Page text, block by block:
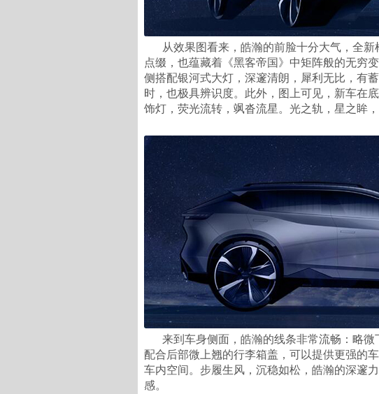
从效果图看来，皓瀚的前脸十分大气，全
点缀，也蕴藏着《黑客帝国》中矩阵般的无穷
侧搭配银河式大灯，深邃清朗，犀利无比，有
时，也极具辨识度。此外，图上可见，新车在
饰灯，荧光流转，飒沓流星。光之轨，星之眸
来到车身侧面，皓瀚的线条非常流畅：略微
配合后部微上翘的行李箱盖，可以提供更强的
车内空间。步履生风，沉稳如松，皓瀚的深邃
感。